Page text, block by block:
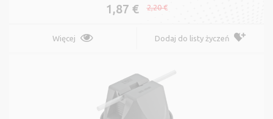
1,87 € 2,20 €
Więcej Dodaj do listy życzeń